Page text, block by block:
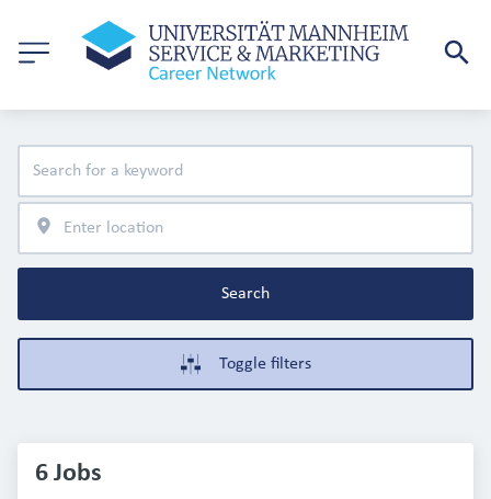
Search
Toggle filters
6 Jobs